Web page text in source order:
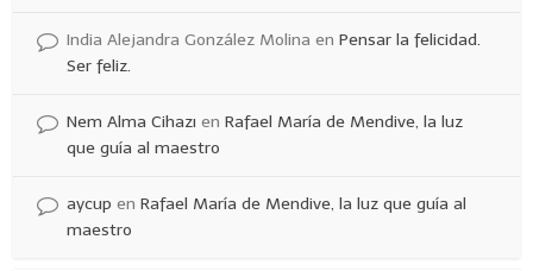
India Alejandra González Molina enPensar la felicidad.
Ser feliz.
Nem Alma Cihazı enRafael María de Mendive, la luz
que guía al maestro
aycup enRafael María de Mendive, la luz que guía al
maestro